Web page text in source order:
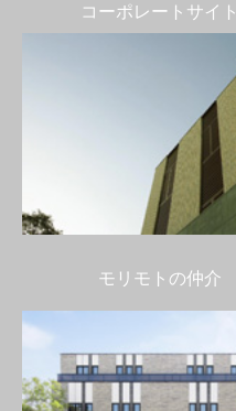
コーポレートサイト
モリモトの仲介